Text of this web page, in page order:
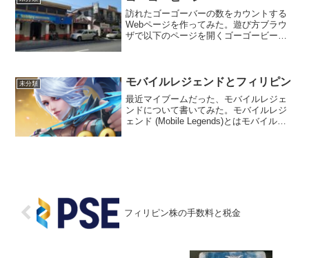
訪れたゴーゴーバーの数をカウントする
Webページを作ってみた。遊び方ブラウ
ザで以下のページを開くゴーゴービーン
っている。 0 行...
未分類 モバイルレジェンドとフィリピン
最近マイブームだった、モバイルレジェ
ンドについて書いてみた。モバイルレジ
ェンド (Mobile Legends)とはモバイルレ
フィリピン株の手数料と税金